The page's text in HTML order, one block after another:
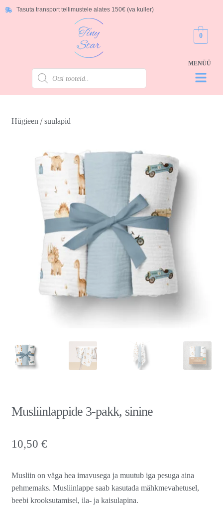
Tasuta transport tellimustele alates 150€ (va kuller)
0
Hügieen/suulapid
Musliinlappide 3-pakk, sinine
10,50 €
Musliin on väga hea imavusega ja muutub iga pesuga aina
pehmemaks. Musliinlappe saab kasutada mähkmevahetusel,
beebi krooksutamisel, ila- ja kaisulapina.